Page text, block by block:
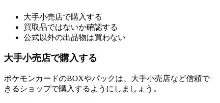
大手小売店で購入する
買取品ではないか確認する
公式以外の出品物は買わない
大手小売店で購入する
ポケモンカードのBOXやパックは、大手小売店など信頼で
きるショップで購入するようにしましょう。